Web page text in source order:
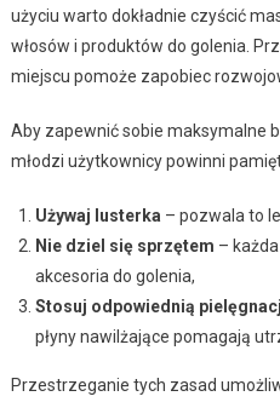
użyciu warto dokładnie czyścić
włosów i produktów do golenia.
miejscu pomoże zapobiec
Aby zapewnić sobie maksymalne
młodzi użytkownicy powinni
Używaj lusterka – pozwala to
Nie dziel się sprzętem –
akcesoria do golenia,
Stosuj odpowiednią
płyny nawilżające pomagają
Przestrzeganie tych zasad